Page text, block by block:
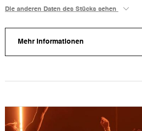
Die anderen Daten des Stücks sehen
Mehr Informationen